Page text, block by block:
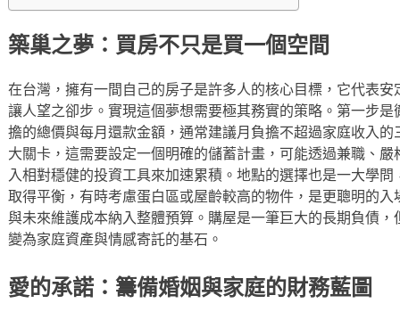
築巢之夢：買房不只是買一個空間
在台灣，擁有一間自己的房子是許多人的核心目標，它代表
讓人望之卻步。實現這個夢想需要極其務實的策略。第一步
擔的總價與每月還款金額，通常建議月負擔不超過家庭收入
大關卡，這需要設定一個明確的儲蓄計畫，可能透過兼職、
入相對穩健的投資工具來加速累積。地點的選擇也是一大學
取得平衡，有時考慮蛋白區或屋齡較高的物件，是更聰明的
與未來維護成本納入整體預算。購屋是一筆巨大的長期負債
變為家庭資產與情感寄託的基石。
愛的承諾：籌備婚姻與家庭的財務藍圖